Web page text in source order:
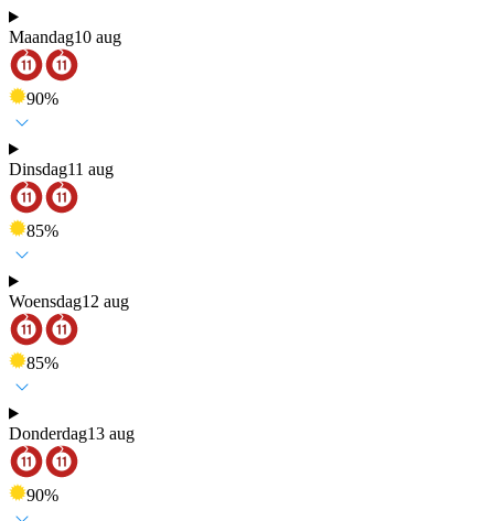
Maandag10 aug
90%
Dinsdag11 aug
85%
Woensdag12 aug
85%
Donderdag13 aug
90%